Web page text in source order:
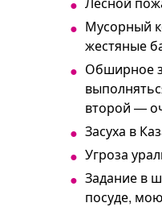
Мусорный
жестяные
Обширное
второй —
Засуха в
Угроза
Задание в
посуде,